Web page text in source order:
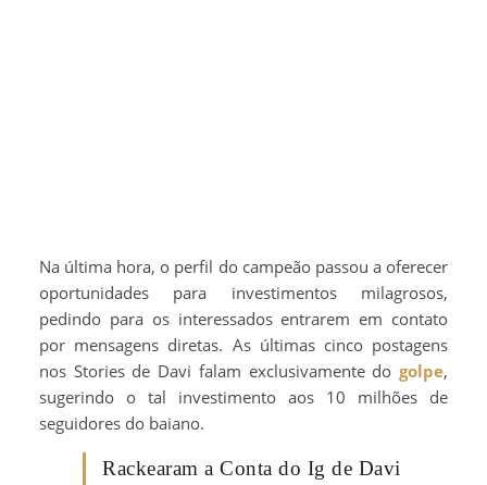
Na última hora, o perfil do campeão passou a oferecer
oportunidades para investimentos milagrosos,
pedindo para os interessados entrarem em contato
por mensagens diretas. As últimas cinco postagens
nos Stories de Davi falam exclusivamente do golpe,
sugerindo o tal investimento aos 10 milhões de
seguidores do baiano.
Rackearam a Conta do Ig de Davi